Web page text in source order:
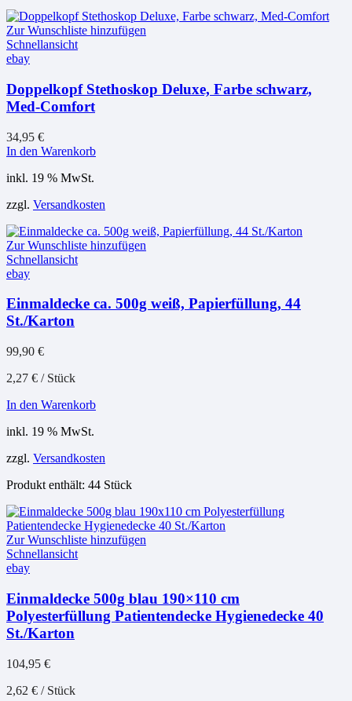
Zur Wunschliste hinzufügen
Schnellansicht
ebay
Doppelkopf Stethoskop Deluxe, Farbe schwarz,
Med-Comfort
34,95 €
In den Warenkorb
inkl. 19 % MwSt.
zzgl. Versandkosten
Zur Wunschliste hinzufügen
Schnellansicht
ebay
Einmaldecke ca. 500g weiß, Papierfüllung, 44
St./Karton
99,90 €
2,27 € / Stück
In den Warenkorb
inkl. 19 % MwSt.
zzgl. Versandkosten
Produkt enthält: 44 Stück
Zur Wunschliste hinzufügen
Schnellansicht
ebay
Einmaldecke 500g blau 190×110 cm
Polyesterfüllung Patientendecke Hygienedecke 40
St./Karton
104,95 €
2,62 € / Stück